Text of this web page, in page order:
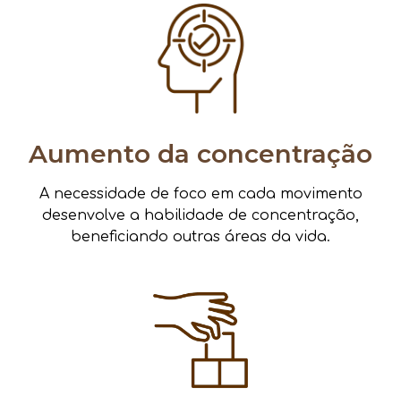
Aumento da concentração
A necessidade de foco em cada movimento
desenvolve a habilidade de concentração,
beneficiando outras áreas da vida.